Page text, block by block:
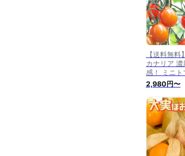
【送料無
カナリア
感！ ミニト
苗 10.5cm
マト苗 とま
苗 トマト
プチトマト
庭菜園 プ
ンダ菜園
2,980円〜